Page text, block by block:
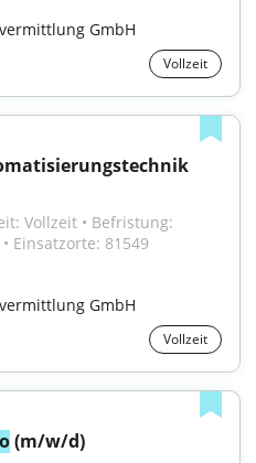
GmbH
Vollzeit
Vollzeit • Befristung:
GmbH
Vollzeit
(m/w/d)